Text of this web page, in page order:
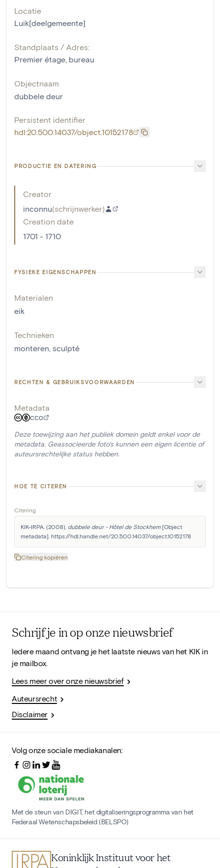
Locatie
Luik[deelgemeente]
Standplaats / Adres:
Premier étage, bureau
Objectnaam
dubbele deur
Persistent identifier
hdl:20.500.14037/object.10152178
PRODUCTIE EN DATERING
Creator
inconnu(schrijnwerker)
Creation date
1701 - 1710
FYSIEKE EIGENSCHAPPEN
Materialen
eik
Technieken
monteren, sculpté
RECHTEN & GEBRUIKSVOORWAARDEN
Metadata
CC0
Deze toewijzing aan het publiek domein geldt enkel voor de
metadata. Geassocieerde foto's kunnen een eigen licentie of
auteursrechtelijke status hebben.
HOE TE CITEREN
Citering
KIK-IRPA. (2008). dubbele deur - Hôtel de Stockhem [Object
metadata]. https://hdl.handle.net/20.500.14037/object.10152178
Citering kopiëren
Schrijf je in op onze nieuwsbrief
Iedere maand ontvang je het laatste nieuws van het KIK in
je mailbox.
Lees meer over onze nieuwsbrief
Auteursrecht
Disclaimer
Volg onze sociale mediakanalen:
Met de steun van DIGIT, het digitaliseringsprogramma van het
Federaal Wetenschapsbeleid (BELSPO)
Koninklijk Instituut voor het